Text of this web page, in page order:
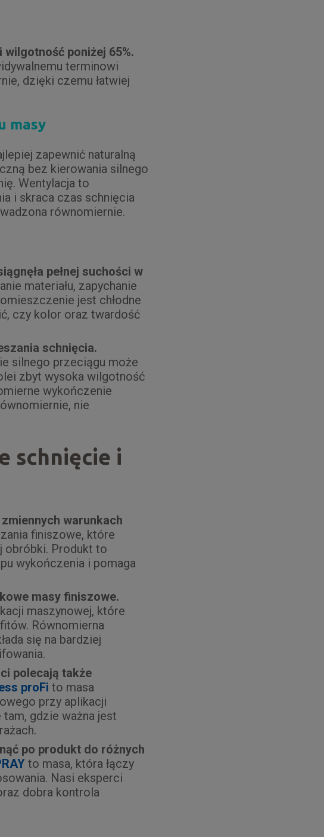
wilgotność poniżej 65%.
terminowi
dzięki czemu łatwiej
masy
zapewnić naturalną
bez kierowania silnego
Wentylacja to
i skraca czas schnięcia
równomiernie.
pełnej suchości w
materiału, zapychanie
jest chłodne
czy kolor oraz twardość
schnięcia.
silnego przeciągu może
zbyt wysoka wilgotność
wykończenie
nie
schnięcie i
warunkach
finiszowe, które
obróbki. Produkt to
wykończenia i pomaga
masy finiszowe.
maszynowej, które
Równomierna
się na bardziej
polecają także
proFi to masa
przy aplikacji
gdzie ważna jest
po produkt do różnych
to masa, która łączy
Nasi eksperci
dobra kontrola